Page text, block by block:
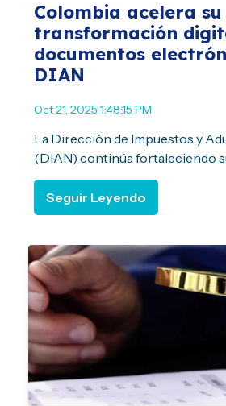
Colombia acelera su
transformación
documentos
DIAN
Oct 21, 2025 1:48:15 PM
La Dirección de Impuestos y
(DIAN) continúa fortaleciendo su
Seguir Leyendo